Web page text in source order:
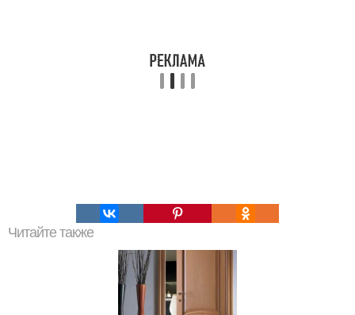
Читайте также